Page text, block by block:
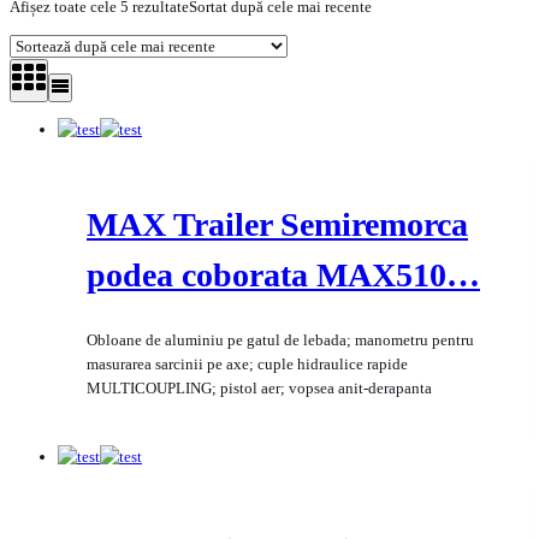
Afișez toate cele 5 rezultateSortat după cele mai recente
MAX Trailer Semiremorca
podea coborata MAX510…
Obloane de aluminiu pe gatul de lebada; manometru pentru
masurarea sarcinii pe axe; cuple hidraulice rapide
MULTICOUPLING; pistol aer; vopsea anit-derapanta